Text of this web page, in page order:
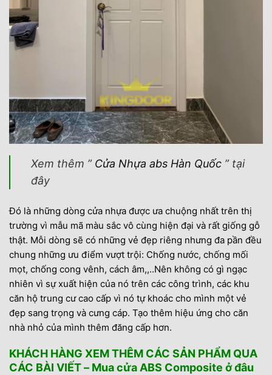
Xem thêm ” Cửa Nhựa abs Hàn Quốc” tại
đây
Đó là những dòng cửa nhựa được ưa chuộng nhất trên thị
trường vì mẫu mã màu sắc vô cùng hiện đại và rất giống gỗ
thật. Mỗi dòng sẽ có những vẻ đẹp riêng nhưng đa pần đều
chung những ưu điểm vượt trội: Chống nước, chống mối
mọt, chống cong vênh, cách âm,,..Nên không có gì ngạc
nhiên vì sự xuất hiện của nó trên các công trình, các khu
căn hộ trung cư cao cấp vì nó tự khoác cho mình một vẻ
đẹp sang trọng và cưng cáp. Tạo thêm hiệu ứng cho căn
nhà nhỏ của mình thêm đăng cấp hơn.
KHÁCH HÀNG XEM THÊM CÁC SẢN PHẨM QUA
CÁC BÀI VIẾT – Mua cửa ABS Composite ở đâu